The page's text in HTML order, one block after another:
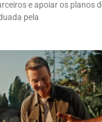
e apoiar os planos
pela